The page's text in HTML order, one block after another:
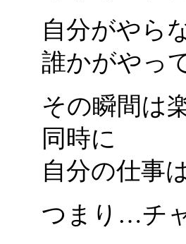
自分がやら
誰かがやっ
その瞬間は
同時に
自分の仕事
つまり…チ